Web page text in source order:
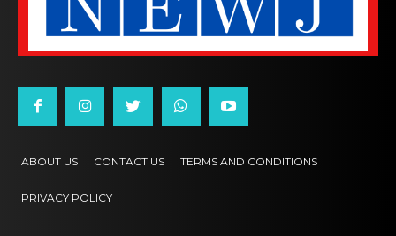
ABOUT US CONTACT US TERMS AND CONDITIONS
PRIVACY POLICY